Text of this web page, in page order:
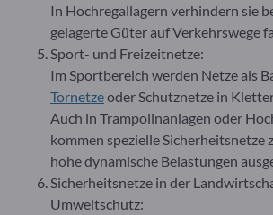
In Hochregallagern verhindern sie
gelagerte Güter auf Verkehrswege
Sport- und Freizeitnetze:
Im Sportbereich werden Netze als
Tornetzeoder Schutznetze in
Auch in Trampolinanlagen oder
kommen spezielle Sicherheitsnetze
hohe dynamische Belastungen
Sicherheitsnetze in der
Umweltschutz: